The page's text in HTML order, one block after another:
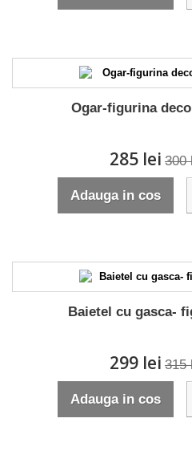
Ogar-figurina
285 lei 300
Adauga in cos
Baietel cu gasca-
299 lei 315
Adauga in cos